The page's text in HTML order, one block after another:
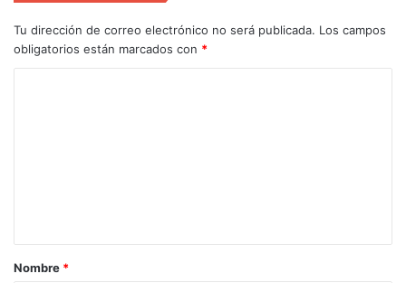
Tu dirección de correo electrónico no será publicada. Los campos
obligatorios están marcados con *
Nombre *